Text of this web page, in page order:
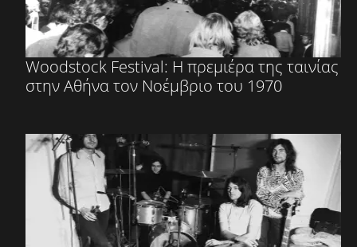
Woodstock Festival: Η πρεμιέρα της ταινίας
στην Αθήνα τον Νοέμβριο του 1970